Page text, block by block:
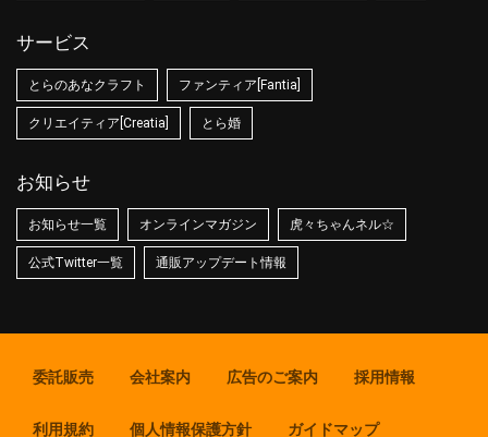
サービス
とらのあなクラフト ファンティア[Fantia]
クリエイティア[Creatia] とら婚
お知らせ
お知らせ一覧 オンラインマガジン 虎々ちゃんネル☆
公式Twitter一覧 通販アップデート情報
委託販売 会社案内 広告のご案内 採用情報
利用規約 個人情報保護方針 ガイドマップ